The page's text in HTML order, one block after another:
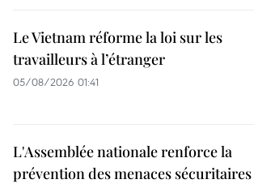
Le Vietnam réforme la loi sur les
travailleurs à l’étranger
05/08/2026 01:41
L'Assemblée nationale renforce la
prévention des menaces sécuritaires